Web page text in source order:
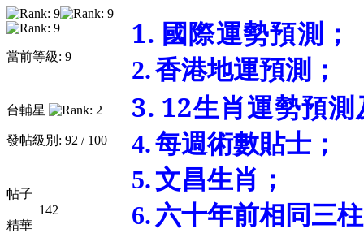
當前等級: 9
台輔星
發帖級別: 92 / 100
帖子
142
精華
1. 國際運勢預測；
2.香港地運預測；
3. 12生肖運勢預
4.每週術數貼士；
5.文昌生肖；
6.六十年前相同三